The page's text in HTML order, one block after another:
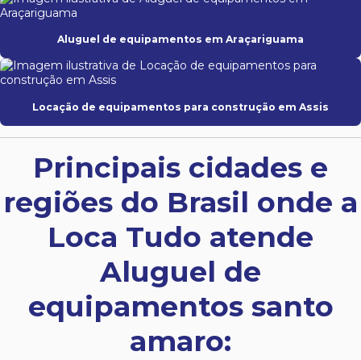
Aluguel de equipamentos em Araçariguama
Locação de equipamentos para construção em Assis
Principais cidades e
regiões do Brasil onde a
Loca Tudo atende
Aluguel de
equipamentos santo
amaro: